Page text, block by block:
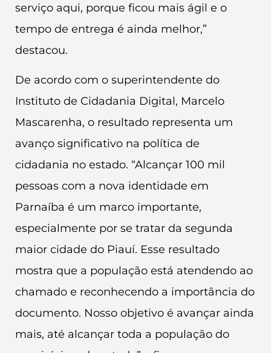
serviço aqui, porque ficou mais ágil e o
tempo de entrega é ainda melhor,”
destacou.
De acordo com o superintendente do
Instituto de Cidadania Digital, Marcelo
Mascarenha, o resultado representa um
avanço significativo na política de
cidadania no estado. “Alcançar 100 mil
pessoas com a nova identidade em
Parnaíba é um marco importante,
especialmente por se tratar da segunda
maior cidade do Piauí. Esse resultado
mostra que a população está atendendo ao
chamado e reconhecendo a importância do
documento. Nosso objetivo é avançar ainda
mais, até alcançar toda a população do